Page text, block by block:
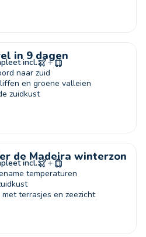
in 9 dagen
incl.
naar zuid
en groene valleien
zuidkust
de Madeira winterzon
incl.
temperaturen
terrasjes en zeezicht